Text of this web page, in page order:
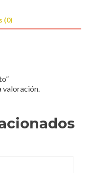
(0)
valoración.